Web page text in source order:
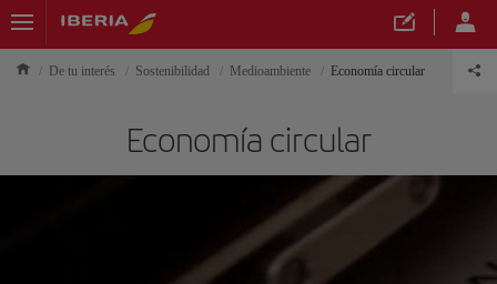
De tu interés Sostenibilidad Medioambiente Economía circular
Economía circular